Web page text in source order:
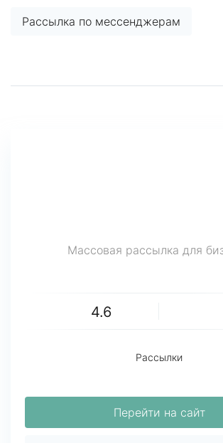
Рассылка по мессенджерам
Массовая рассылка для
4.6
Рассылки
Перейти на сайт